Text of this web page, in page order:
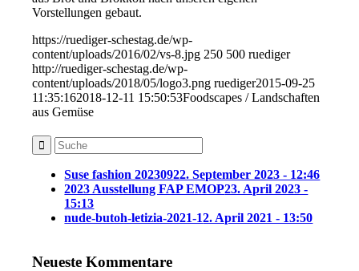
Vorstellungen gebaut.
https://ruediger-schestag.de/wp-
content/uploads/2016/02/vs-8.jpg 250 500 ruediger
http://ruediger-schestag.de/wp-
content/uploads/2018/05/logo3.png ruediger2015-09-25
11:35:162018-12-11 15:50:53Foodscapes / Landschaften
aus Gemüse
Suse fashion 20230922. September 2023 - 12:46
2023 Ausstellung FAP EMOP23. April 2023 -
15:13
nude-butoh-letizia-2021-12. April 2021 - 13:50
Neueste Kommentare